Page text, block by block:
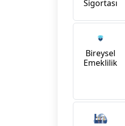
Sigortası
Bireysel
Emeklilik